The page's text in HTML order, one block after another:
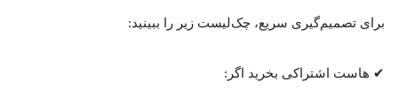
برای تصمیم‌گیری سریع، چک‌لیست زیر را ببینید:
✔ هاست اشتراکی بخرید اگر: